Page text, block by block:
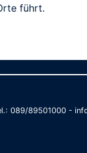
führt.
089/89501000 -